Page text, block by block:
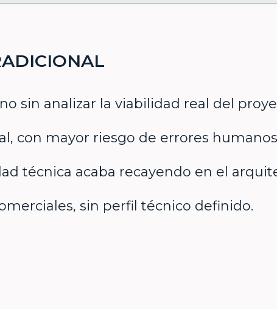
sin analizar la viabilidad real del
con mayor riesgo de errores
técnica acaba recayendo en el
sin perfil técnico definido.